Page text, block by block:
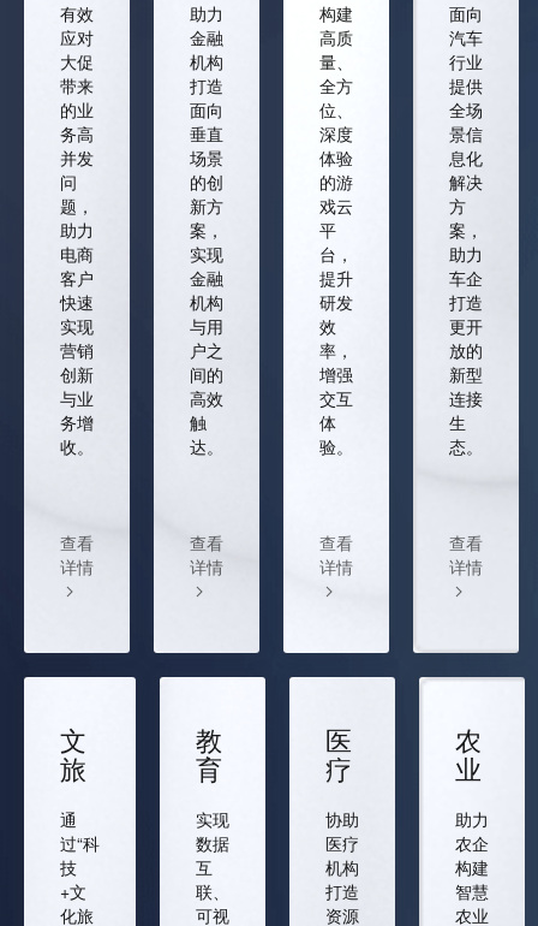
有效
应对
大促
带来
的业
务高
并发
问
题，
助力
电商
客户
快速
实现
营销
创新
与业
务增
收。
查看
详情
助力
金融
机构
打造
面向
垂直
场景
的创
新方
案，
实现
金融
机构
与用
户之
间的
高效
触
达。
查看
详情
构建
高质
量、
全方
位、
深度
体验
的游
戏云
平
台，
提升
研发
效
率，
增强
交互
体
验。
查看
详情
面向
汽车
行业
提供
全场
景信
息化
解决
方
案，
助力
车企
打造
更开
放的
新型
连接
生
态。
查看
详情
文
旅
通
过“科
技
+文
化旅
教
育
实现
数据
互
联、
可视
医
疗
协助
医疗
机构
打造
资源
农
业
助力
农企
构建
智慧
农业